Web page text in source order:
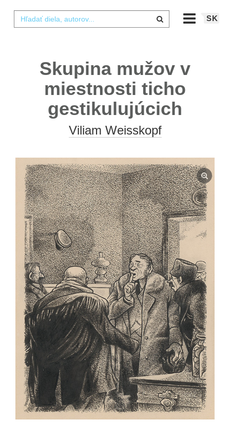
SK
Skupina mužov v
miestnosti ticho
gestikulujúcich
Viliam Weisskopf